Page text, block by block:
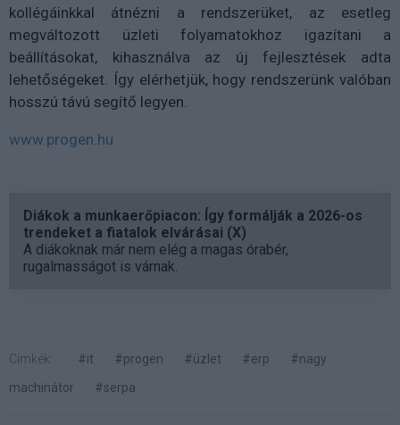
kollégáinkkal átnézni a rendszerüket, az esetleg
megváltozott üzleti folyamatokhoz igazítani a
beállításokat, kihasználva az új fejlesztések adta
lehetőségeket. Így elérhetjük, hogy rendszerünk valóban
hosszú távú segítő legyen.
www.progen.hu
Diákok a munkaerőpiacon: Így formálják a 2026-os
trendeket a fiatalok elvárásai (X)
A diákoknak már nem elég a magas órabér,
rugalmasságot is várnak.
Címkék: #it #progen #üzlet #erp
#nagy
machinátor
#serpa